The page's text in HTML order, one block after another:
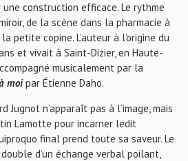
construction efficace. Le rythme
de la scène dans la pharmacie à
petite copine. L’auteur à l’origine du
et vivait à Saint-Dizier, en Haute-
musicalement par la
moi par Étienne Daho.
Jugnot n’apparaît pas à l’image, mais
Lamotte pour incarner ledit
final prend toute sa saveur. Le
d’un échange verbal poilant,